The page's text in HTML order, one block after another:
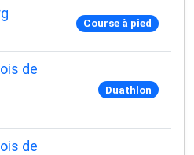
Course à pied
de
Duathlon
de